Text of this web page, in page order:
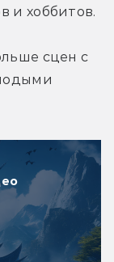
и хоббитов.
сцен с